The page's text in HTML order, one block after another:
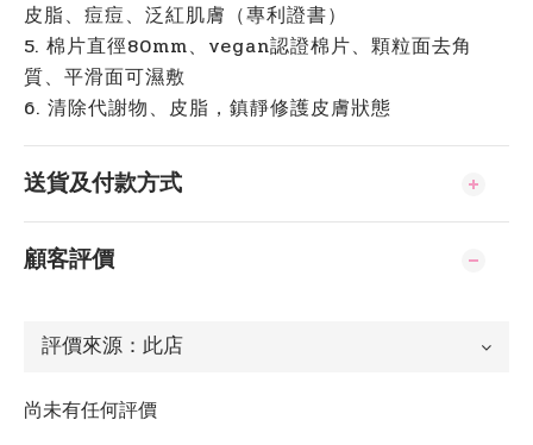
皮脂、痘痘、泛紅肌膚（專利證書）
5. 棉片直徑80mm、vegan認證棉片、顆粒面去角
質、平滑面可濕敷
6. 清除代謝物、皮脂，鎮靜修護皮膚狀態
送貨及付款方式
顧客評價
尚未有任何評價